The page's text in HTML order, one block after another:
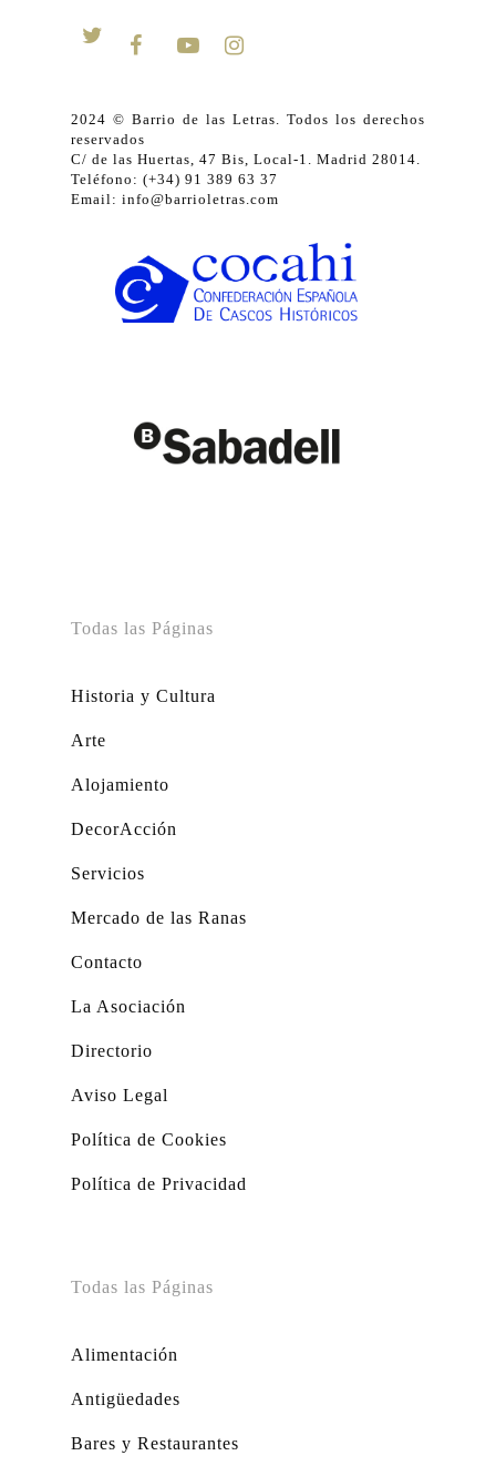
2024 © Barrio de las Letras. Todos los derechos
reservados
C/ de las Huertas, 47 Bis, Local-1. Madrid 28014.
Teléfono: (+34) 91 389 63 37
Email: info@barrioletras.com
Todas las Páginas
Historia y Cultura
Arte
Alojamiento
DecorAcción
Servicios
Mercado de las Ranas
Contacto
La Asociación
Directorio
Aviso Legal
Política de Cookies
Política de Privacidad
Todas las Páginas
Alimentación
Antigüedades
Bares y Restaurantes